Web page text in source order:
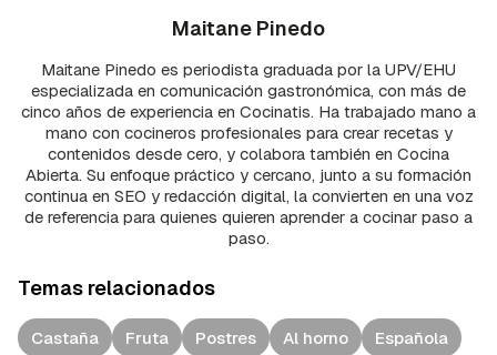
Maitane Pinedo
Maitane Pinedo es periodista graduada por la UPV/EHU
especializada en comunicación gastronómica, con más de
cinco años de experiencia en Cocinatis. Ha trabajado mano a
mano con cocineros profesionales para crear recetas y
contenidos desde cero, y colabora también en Cocina
Abierta. Su enfoque práctico y cercano, junto a su formación
continua en SEO y redacción digital, la convierten en una voz
de referencia para quienes quieren aprender a cocinar paso a
paso.
Temas relacionados
Castaña Fruta Postres Al horno
Española